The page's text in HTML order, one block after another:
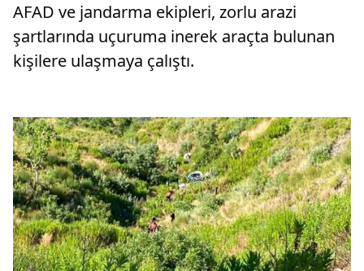
AFAD ve jandarma ekipleri, zorlu arazi
şartlarında uçuruma inerek araçta bulunan
kişilere ulaşmaya çalıştı.